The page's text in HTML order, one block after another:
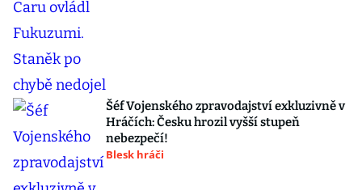
Šéf Vojenského zpravodajství exkluzivně v
Hráčích: Česku hrozil vyšší stupeň
nebezpečí!
Blesk hráči